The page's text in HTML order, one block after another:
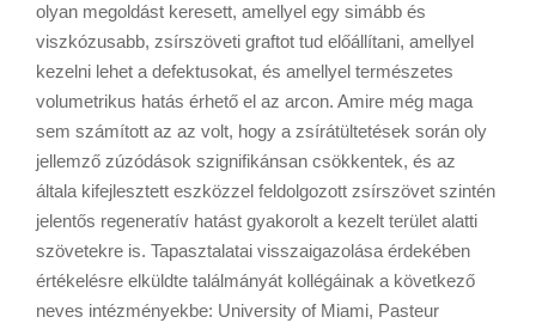
olyan megoldást keresett, amellyel egy simább és
viszkózusabb, zsírszöveti graftot tud előállítani, amellyel
kezelni lehet a defektusokat, és amellyel természetes
volumetrikus hatás érhető el az arcon. Amire még maga
sem számított az az volt, hogy a zsírátültetések során oly
jellemző zúzódások szignifikánsan csökkentek, és az
általa kifejlesztett eszközzel feldolgozott zsírszövet szintén
jelentős regeneratív hatást gyakorolt a kezelt terület alatti
szövetekre is. Tapasztalatai visszaigazolása érdekében
értékelésre elküldte találmányát kollégáinak a következő
neves intézményekbe: University of Miami, Pasteur